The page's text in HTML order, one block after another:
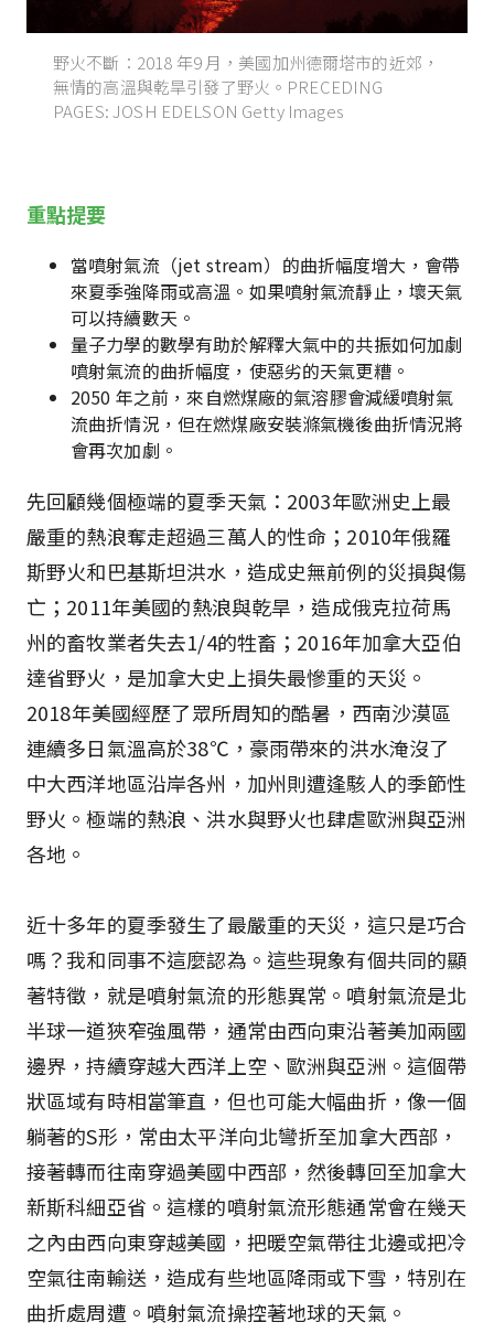
野火不斷：2018 年9 月，美國加州德爾塔市的近郊，
無情的高溫與乾旱引發了野火。PRECEDING
PAGES: JOSH EDELSON Getty Images
重點提要
當噴射氣流（jet stream）的曲折幅度增大，會帶
來夏季強降雨或高溫。如果噴射氣流靜止，壞天氣
可以持續數天。
量子力學的數學有助於解釋大氣中的共振如何加劇
噴射氣流的曲折幅度，使惡劣的天氣更糟。
2050 年之前，來自燃煤廠的氣溶膠會減緩噴射氣
流曲折情況，但在燃煤廠安裝滌氣機後曲折情況將
會再次加劇。
先回顧幾個極端的夏季天氣：2003年歐洲史上最
嚴重的熱浪奪走超過三萬人的性命；2010年俄羅
斯野火和巴基斯坦洪水，造成史無前例的災損與傷
亡；2011年美國的熱浪與乾旱，造成俄克拉荷馬
州的畜牧業者失去1/4的牲畜；2016年加拿大亞伯
達省野火，是加拿大史上損失最慘重的天災。
2018年美國經歷了眾所周知的酷暑，西南沙漠區
連續多日氣溫高於38℃，豪雨帶來的洪水淹沒了
中大西洋地區沿岸各州，加州則遭逢駭人的季節性
野火。極端的熱浪、洪水與野火也肆虐歐洲與亞洲
各地。
近十多年的夏季發生了最嚴重的天災，這只是巧合
嗎？我和同事不這麼認為。這些現象有個共同的顯
著特徵，就是噴射氣流的形態異常。噴射氣流是北
半球一道狹窄強風帶，通常由西向東沿著美加兩國
邊界，持續穿越大西洋上空、歐洲與亞洲。這個帶
狀區域有時相當筆直，但也可能大幅曲折，像一個
躺著的S形，常由太平洋向北彎折至加拿大西部，
接著轉而往南穿過美國中西部，然後轉回至加拿大
新斯科細亞省。這樣的噴射氣流形態通常會在幾天
之內由西向東穿越美國，把暖空氣帶往北邊或把冷
空氣往南輸送，造成有些地區降雨或下雪，特別在
曲折處周遭。噴射氣流操控著地球的天氣。